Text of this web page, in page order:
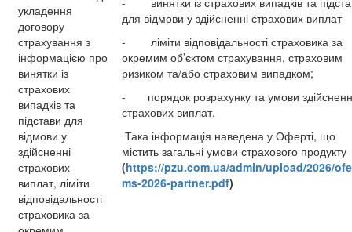
укладення
договору
страхування з
інформацією про
винятки із
страхових
випадків та
підстави для
відмови у
здійсненні
страхових
виплат, ліміти
відповідальності
страховика за
для відмови у здійсненні страхових виплат
- ліміти відповідальності страховика за
окремим об’єктом страхування, страховим
ризиком та/або страховим випадком;
- порядок розрахунку та умови
страхових виплат.
Така інформація наведена у Оферті, що
містить загальні умови страхового продукту
(https://pzu.com.ua/admin/upload/2026/
ms-2026-partner.pdf)